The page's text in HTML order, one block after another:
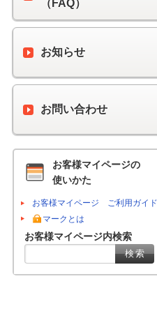
（FAQ）
お知らせ
お問い合わせ
お客様マイページの
使いかた
お客様マイページ ご利用ガイド
マークとは
お客様マイページ内検索